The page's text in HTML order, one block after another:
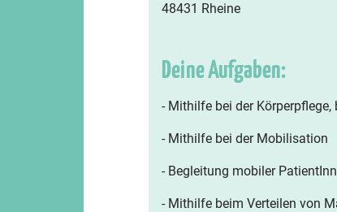
48431 Rheine
Deine Aufgaben:
- Mithilfe bei der
- Mithilfe bei der Mobilisation
- Begleitung mobiler
- Mithilfe beim Verteilen von